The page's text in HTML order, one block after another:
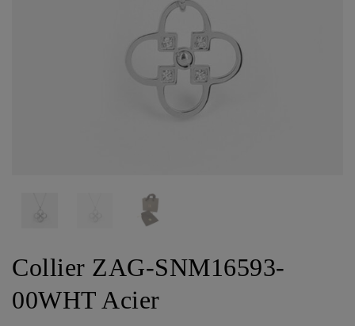
Collier ZAG-SNM16593-
00WHT Acier